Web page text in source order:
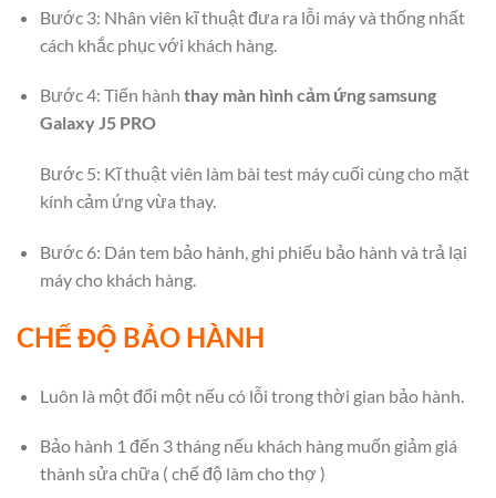
Bước 3: Nhân viên kĩ thuật đưa ra lỗi máy và thống nhất
cách khắc phục với khách hàng.
Bước 4: Tiến hành thay màn hình cảm ứng samsung
Galaxy J5 PRO
Bước 5: Kĩ thuật viên làm bài test máy cuối cùng cho mặt
kính cảm ứng vừa thay.
Bước 6: Dán tem bảo hành, ghi phiếu bảo hành và trả lại
máy cho khách hàng.
CHẾ ĐỘ BẢO HÀNH
Luôn là một đổi một nếu có lỗi trong thời gian bảo hành.
Bảo hành 1 đến 3 tháng nếu khách hàng muốn giảm giá
thành sửa chữa ( chế độ làm cho thợ )